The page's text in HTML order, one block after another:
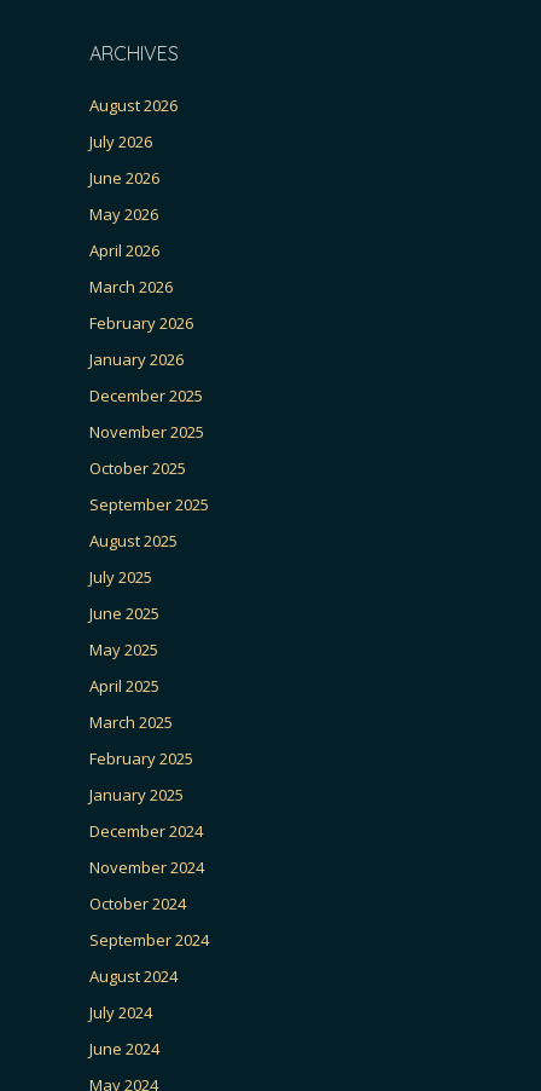
ARCHIVES
August 2026
July 2026
June 2026
May 2026
April 2026
March 2026
February 2026
January 2026
December 2025
November 2025
October 2025
September 2025
August 2025
July 2025
June 2025
May 2025
April 2025
March 2025
February 2025
January 2025
December 2024
November 2024
October 2024
September 2024
August 2024
July 2024
June 2024
May 2024